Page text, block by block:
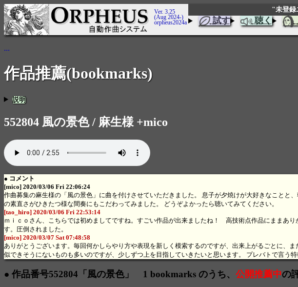
Ver. 3.25
(Aug 2024-)
orpheus2024a
"未登録
試す 聴く
...
作品推薦(bookmarks)
説明
552804 風の景色 / 麻生様 +mico
● コメント
[mico] 2020/03/06 Fri 22:06:24
作曲募集の麻生様の「風の景色」に曲を付けさせていただきました。 息子が夕焼けが大好きなこと
の素直さがひきたつ様な間奏にもこだわってみました。 どうぞよかったら聴いてみてください。
[tao_hiro] 2020/03/06 Fri 22:53:14
ｍｉｃｏさん、こちらでは初めましてですね。すごい作品が出来ましたね！ 高技術点作品にままあ
す。圧倒されました。
[mico] 2020/03/07 Sat 07:48:58
ありがとうございます。毎回何かしらやり方や表現を新しく模索するのですが、出来上がるごとに、
似できそうにないものも多いのですが、少しずつ上を目指していきたいと思います。 プレバトで言う特
● 作品番号552804「風の景色」 1 bookmarks のうち、 公開推薦中の